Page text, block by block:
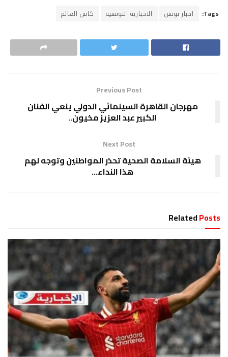
Tags: اخبار تونس الاخبارية التونسية كاس العالم
Previous Post
مهرجان القاهرة السينمائي الدولي ينعي الفنان
الكبير عبد العزيز مخيون..
Next Post
هيئة السلامة الصحية تحذر المواطنين وتوجه لهم
هذا النداء…
RelatedPosts